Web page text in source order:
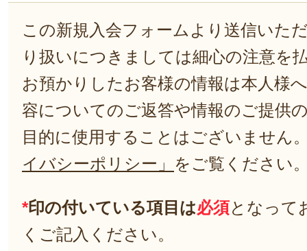
この新規入会フォームより送信いた
り扱いにつきましては細心の注意を
お預かりしたお客様の情報は本人様
容についてのご返答や情報のご提供
目的に使用することはございません
イバシーポリシー」 をご覧ください
*印の付いている項目は必須となって
くご記入ください。